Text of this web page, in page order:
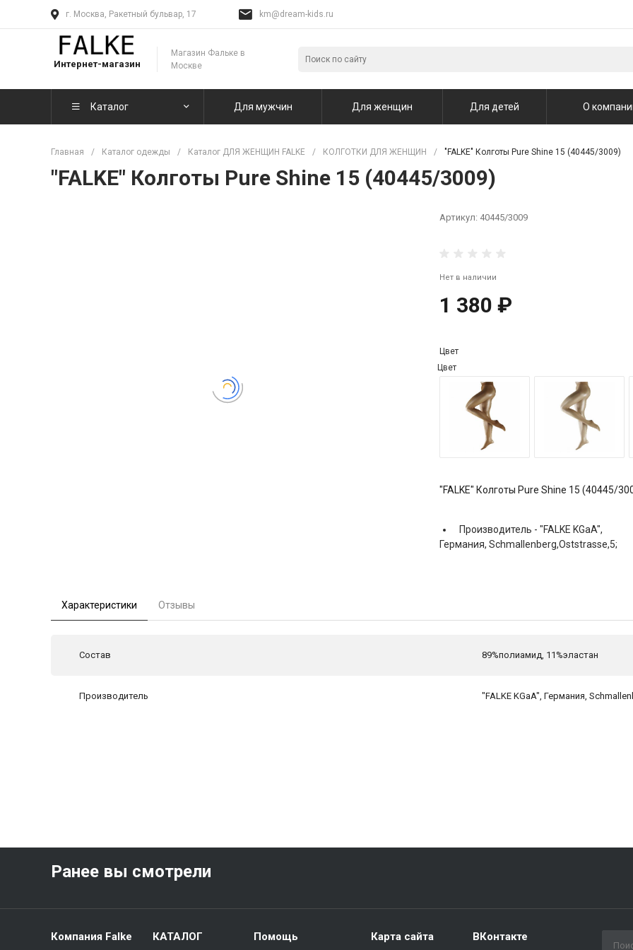
г. Москва, Ракетный бульвар, 17 km@dream-kids.ru
Интернет-магазин
Магазин Фальке в
Москве
Каталог Для мужчин Для женщин Для детей О
Главная / Каталог одежды / Каталог ДЛЯ ЖЕНЩИН FALKE / КОЛГОТКИ ДЛЯ ЖЕНЩИН / "FALKE" Колготы Pure Shine 15 (40445/3009)
"FALKE" Колготы Pure Shine 15 (40445/3009)
Артикул: 40445/3009
Нет в наличии
1 380 ₽
Цвет
Цвет
"FALKE" Колготы Pure Shine 15 (40445/
Производитель - "FALKE KGaA",
Германия, Schmallenberg,Oststrasse,5;
Характеристики Отзывы
Состав 89%полиамид, 11%эластан
Производитель "FALKE KGaA", Германия,
Ранее вы смотрели
Компания Falke КАТАЛОГ Помощь Карта сайта ВКонтакте